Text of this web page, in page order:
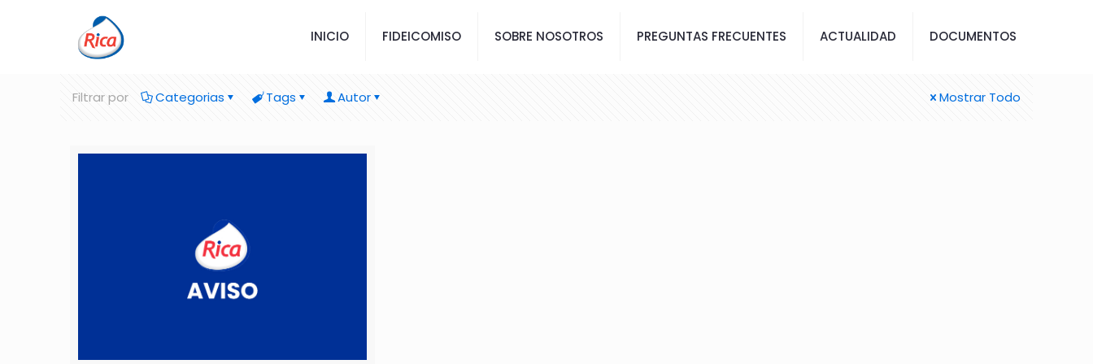
INICIO FIDEICOMISO SOBRE NOSOTROS PREGUNTAS FRECUENTES ACTUALIDAD DOCUMENTOS
Filtrar por Categorias Tags Autor Mostrar Todo